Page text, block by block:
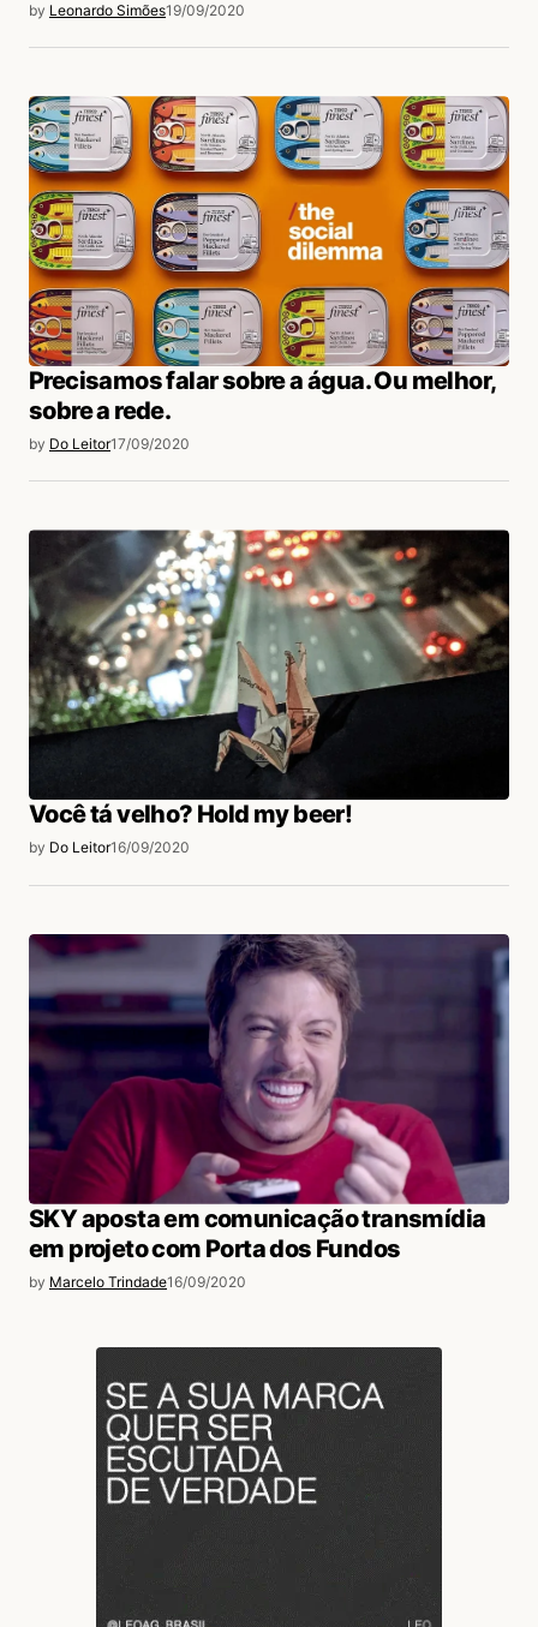
by Leonardo Simões19/09/2020
Precisamos falar sobre a água. Ou melhor,
sobre a rede.
by Do Leitor17/09/2020
Você tá velho? Hold my beer!
by Do Leitor16/09/2020
SKY aposta em comunicação transmídia
em projeto com Porta dos Fundos
by Marcelo Trindade16/09/2020